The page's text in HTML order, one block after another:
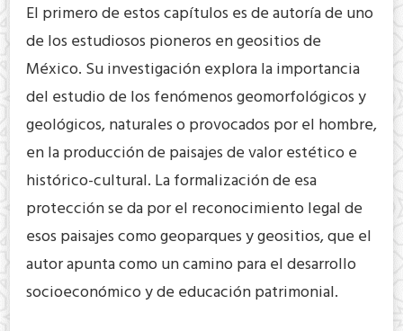
El primero de estos capítulos es de autoría de uno
de los estudiosos pioneros en geositios de
México. Su investigación explora la importancia
del estudio de los fenómenos geomorfológicos y
geológicos, naturales o provocados por el hombre,
en la producción de paisajes de valor estético e
histórico-cultural. La formalización de esa
protección se da por el reconocimiento legal de
esos paisajes como geoparques y geositios, que el
autor apunta como un camino para el desarrollo
socioeconómico y de educación patrimonial.